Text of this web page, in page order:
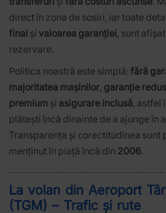
direct în zona de sosiri, iar toate
final și valoarea garanției, sunt
rezervare.
Politica noastră este simplă: fără
majoritatea mașinilor, garanție
premium și asigurare inclusă, astfel
plătești încă dinainte de a ajunge în
Transparența și corectitudinea sunt
menținut în piață încă din 2006.
La volan din Aeroport
(TGM) – Trafic și rute